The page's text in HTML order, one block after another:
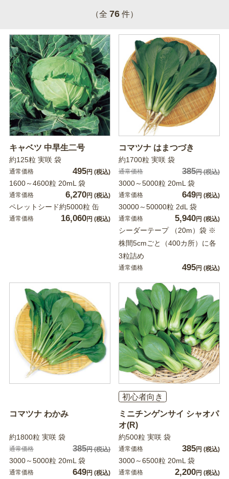
（全 76 件）
キャベツ 中早生二号
約125粒 実咲 袋
通常価格 495円 (税込)
1600～4600粒 20mL 袋
通常価格 6,270円 (税込)
ペレットシード約5000粒 缶
通常価格 16,060円 (税込)
コマツナ はまつづき
約1700粒 実咲 袋
通常価格 385円(税込)
3000～5000粒 20mL 袋
通常価格 649円 (税込)
30000～50000粒 2dL 袋
通常価格 5,940円 (税込)
シーダーテープ （20m）袋 ※
株間5cmごと（400カ所）に各
3粒詰め
通常価格 495円 (税込)
コマツナ わかみ
約1800粒 実咲 袋
通常価格 385円(税込)
3000～5000粒 20mL 袋
通常価格 649円 (税込)
初心者向き
ミニチンゲンサイ シャオパ
オ(R)
約500粒 実咲 袋
通常価格 385円 (税込)
3000～6500粒 20mL 袋
通常価格 2,200円 (税込)